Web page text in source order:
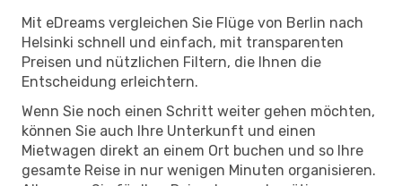
Mit eDreams vergleichen Sie Flüge von Berlin nach
Helsinki schnell und einfach, mit transparenten
Preisen und nützlichen Filtern, die Ihnen die
Entscheidung erleichtern.
Wenn Sie noch einen Schritt weiter gehen möchten,
können Sie auch Ihre Unterkunft und einen
Mietwagen direkt an einem Ort buchen und so Ihre
gesamte Reise in nur wenigen Minuten organisieren.